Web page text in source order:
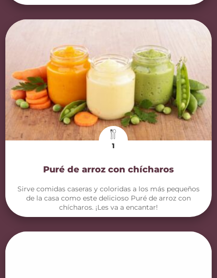
1
Puré de arroz con chícharos
Sirve comidas caseras y coloridas a los más pequeños
de la casa como este delicioso Puré de arroz con
chícharos. ¡Les va a encantar!